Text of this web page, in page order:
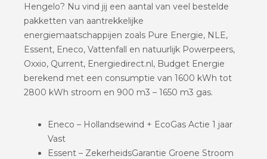
Hengelo? Nu vind jij een aantal van veel bestelde
pakketten van aantrekkelijke
energiemaatschappijen zoals Pure Energie, NLE,
Essent, Eneco, Vattenfall en natuurlijk Powerpeers,
Oxxio, Qurrent, Energiedirect.nl, Budget Energie
berekend met een consumptie van 1600 kWh tot
2800 kWh stroom en 900 m3 – 1650 m3 gas.
Eneco – Hollandsewind + EcoGas Actie 1 jaar
Vast
Essent – ZekerheidsGarantie Groene Stroom